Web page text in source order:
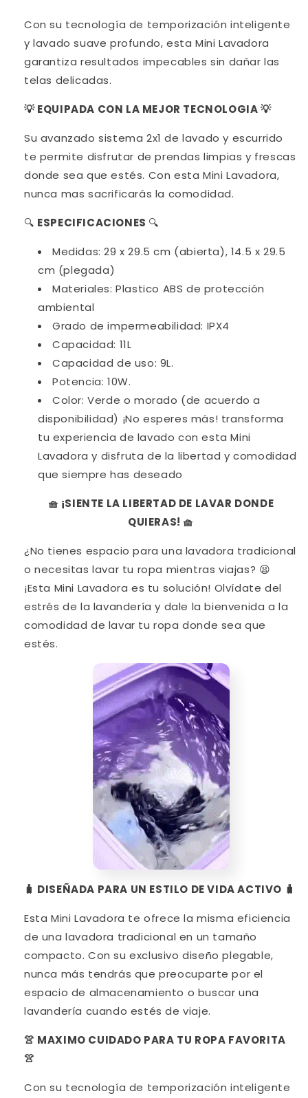
Con su tecnología de temporización inteligente
y lavado suave profundo, esta Mini Lavadora
garantiza resultados impecables sin dañar las
telas delicadas.
💡 EQUIPADA CON LA MEJOR TECNOLOGIA 💡
Su avanzado sistema 2x1 de lavado y escurrido
te permite disfrutar de prendas limpias y frescas
donde sea que estés. Con esta Mini Lavadora,
nunca mas sacrificarás la comodidad.
🔍 ESPECIFICACIONES 🔍
Medidas: 29 x 29.5 cm (abierta), 14.5 x 29.5
cm (plegada)
Materiales: Plastico ABS de protección
ambiental
Grado de impermeabilidad: IPX4
Capacidad: 11L
Capacidad de uso: 9L.
Potencia: 10W.
Color: Verde o morado (de acuerdo a
disponibilidad) ¡No esperes más! transforma
tu experiencia de lavado con esta Mini
Lavadora y disfruta de la libertad y comodidad
que siempre has deseado
🧺 ¡SIENTE LA LIBERTAD DE LAVAR DONDE
QUIERAS! 🧺
¿No tienes espacio para una lavadora tradicional
o necesitas lavar tu ropa mientras viajas? 😫
¡Esta Mini Lavadora es tu solución! Olvídate del
estrés de la lavandería y dale la bienvenida a la
comodidad de lavar tu ropa donde sea que
estés.
🧳 DISEÑADA PARA UN ESTILO DE VIDA ACTIVO 🧳
Esta Mini Lavadora te ofrece la misma eficiencia
de una lavadora tradicional en un tamaño
compacto. Con su exclusivo diseño plegable,
nunca más tendrás que preocuparte por el
espacio de almacenamiento o buscar una
lavandería cuando estés de viaje.
👚 MAXIMO CUIDADO PARA TU ROPA FAVORITA
👚
Con su tecnología de temporización inteligente